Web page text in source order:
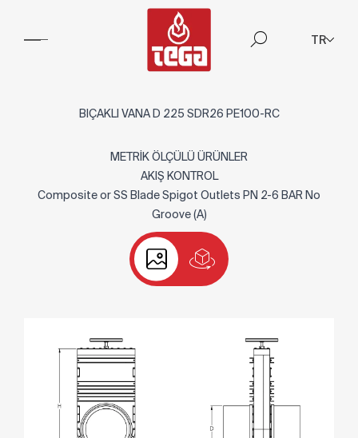
TR
BIÇAKLI VANA D 225 SDR26 PE100-RC
METRİK ÖLÇÜLÜ ÜRÜNLER
AKIŞ KONTROL
Composite or SS Blade Spigot Outlets PN 2-6 BAR No
Groove (A)